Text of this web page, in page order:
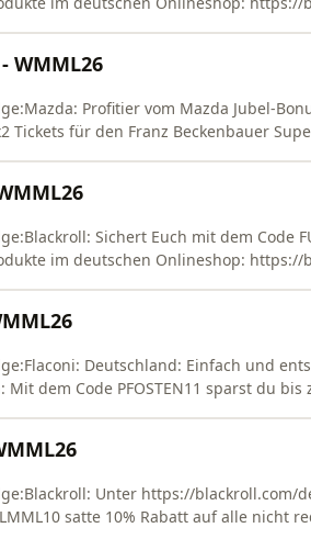
WMML26
Profitier vom Mazda Jubel-
Tickets für den Franz Beckenbauer
⁠⁠.McDonald’s: Sammle 1
Sichert Euch mit dem Code
im deutschen Onlineshop: https://
den Code MML i
Deutschland: Einfach und
dem Code PFOSTEN11 sparst du bis
dem Code P
Unter https://blackroll.com/
satte 10% Rabatt auf alle nicht